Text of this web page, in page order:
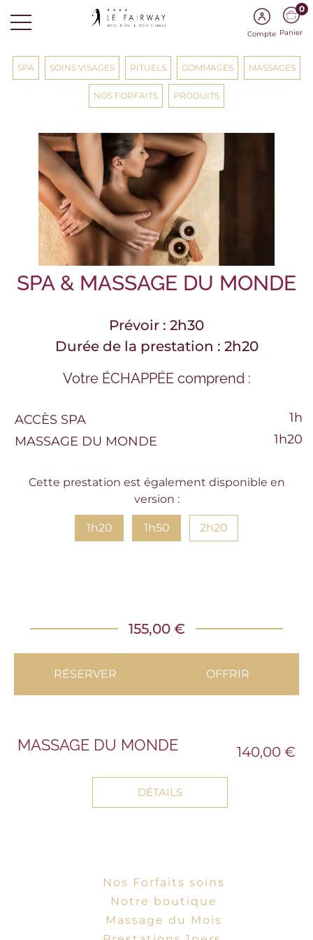
Compte
0
Panier
SPA SOINS VISAGES RITUELS GOMMAGES MASSAGES
NOS FORFAITS PRODUITS
SPA & MASSAGE DU MONDE
Prévoir : 2h30
Durée de la prestation : 2h20
Votre ÉCHAPPÉE comprend :
ACCÈS SPA
1h
MASSAGE DU MONDE
1h20
Cette prestation est également disponible en
version :
1h20 1h50 2h20
RÉSERVER OFFRIR
155,00 €
MASSAGE DU MONDE 140,00 €
DÉTAILS
Nos Forfaits soins
Notre boutique
Massage du Mois